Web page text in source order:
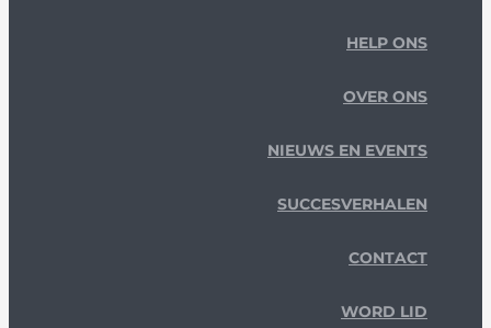
HELP ONS
OVER ONS
NIEUWS EN EVENTS
SUCCESVERHALEN
CONTACT
WORD LID